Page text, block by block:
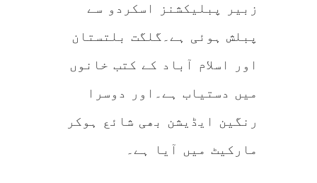
زبیر پبلیکشنز اسکردو سے
پبلش ہوئی ہے۔گلگت بلتستان
اور اسلام آباد کے کتب خانوں
میں دستیاب ہے۔اور دوسرا
رنگین ایڈیشن بھی شائع ہوکر
مارکیٹ میں آیا ہے۔